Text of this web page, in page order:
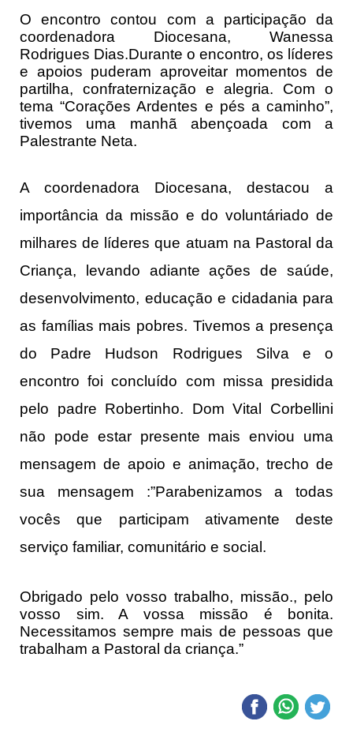
O encontro contou com a participação da
coordenadora Diocesana, Wanessa
Rodrigues Dias.Durante o encontro, os líderes
e apoios puderam aproveitar momentos de
partilha, confraternização e alegria. Com o
tema “Corações Ardentes e pés a caminho”,
tivemos uma manhã abençoada com a
Palestrante Neta.
A coordenadora Diocesana, destacou a
importância da missão e do voluntáriado de
milhares de líderes que atuam na Pastoral da
Criança, levando adiante ações de saúde,
desenvolvimento, educação e cidadania para
as famílias mais pobres. Tivemos a presença
do Padre Hudson Rodrigues Silva e o
encontro foi concluído com missa presidida
pelo padre Robertinho. Dom Vital Corbellini
não pode estar presente mais enviou uma
mensagem de apoio e animação, trecho de
sua mensagem :”Parabenizamos a todas
vocês que participam ativamente deste
serviço familiar, comunitário e social.
Obrigado pelo vosso trabalho, missão., pelo
vosso sim. A vossa missão é bonita.
Necessitamos sempre mais de pessoas que
trabalham a Pastoral da criança.”